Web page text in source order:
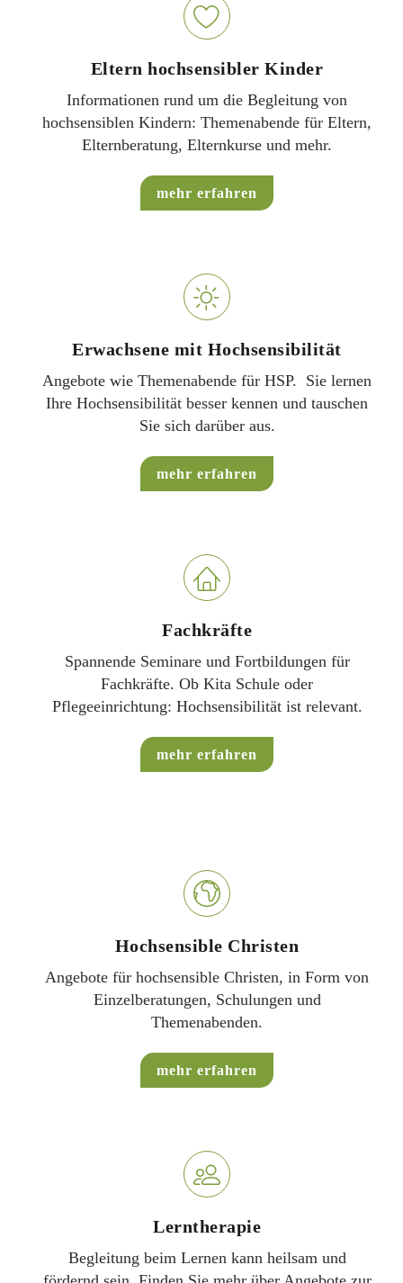
Eltern hochsensibler Kinder
Informationen rund um die Begleitung von
hochsensiblen Kindern: Themenabende für Eltern,
Elternberatung, Elternkurse und mehr.
mehr erfahren
Erwachsene mit Hochsensibilität
Angebote wie Themenabende für HSP. Sie lernen
Ihre Hochsensibilität besser kennen und tauschen
Sie sich darüber aus.
mehr erfahren
Fachkräfte
Spannende Seminare und Fortbildungen für
Fachkräfte. Ob Kita Schule oder
Pflegeeinrichtung: Hochsensibilität ist relevant.
mehr erfahren
Hochsensible Christen
Angebote für hochsensible Christen, in Form von
Einzelberatungen, Schulungen und
Themenabenden.
mehr erfahren
Lerntherapie
Begleitung beim Lernen kann heilsam und